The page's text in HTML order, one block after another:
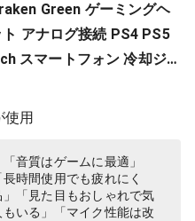
Green ゲーミングヘ
ト アナログ接続 PS4 PS5
スマートフォン 冷却ジェ
【日本正規代理店保証品】
R3M
使用
音質はゲームに最適」
時間使用でも疲れにく
「見た目もおしゃれで気
いる」「マイク性能は改